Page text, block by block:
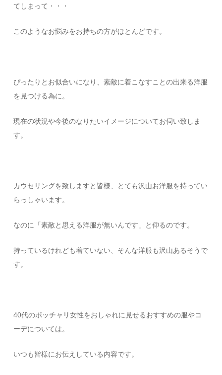
てしまって・・・
このようなお悩みをお持ちの方がほとんどです。
ぴったりとお似合いになり、素敵に着こなすことの出来る洋服
を見つける為に。
現在の状況や今後のなりたいイメージについてお伺い致しま
す。
カウセリングを致しますと皆様、とても沢山お洋服を持ってい
らっしゃいます。
なのに「素敵と思える洋服が無いんです」と仰るのです。
持っているけれども着ていない、そんな洋服も沢山あるそうで
す。
40代のポッチャリ女性をおしゃれに見せるおすすめの服やコ
ーデについては。
いつも皆様にお伝えしている内容です。